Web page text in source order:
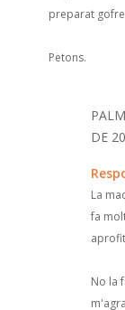
preparat
Petons.
DE
La
fa
No la